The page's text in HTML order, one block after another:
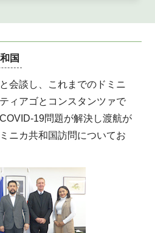
国
会談し、これまでのドミニ
ィアゴとコンスタンツァで
19問題が解決し渡航が
ニカ共和国訪問についてお